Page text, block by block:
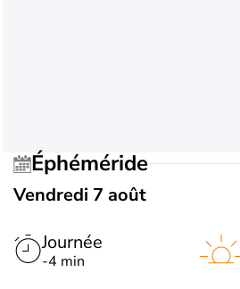
Éphéméride
Vendredi 7 août
Journée
-4 min